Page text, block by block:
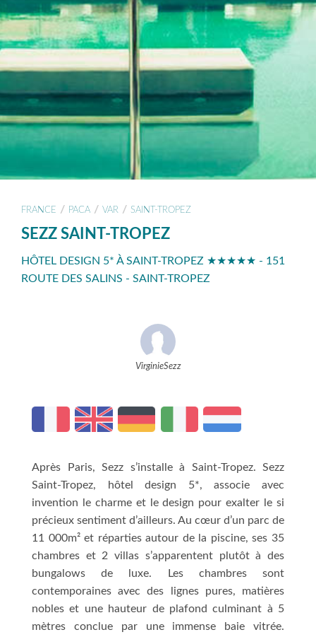
FRANCE / PACA / VAR / SAINT-TROPEZ
SEZZ SAINT-TROPEZ
HÔTEL DESIGN 5* À SAINT-TROPEZ ★★★★★ - 151
ROUTE DES SALINS - SAINT-TROPEZ
VirginieSezz
Après Paris, Sezz s’installe à Saint-Tropez. Sezz
Saint-Tropez, hôtel design 5*, associe avec
invention le charme et le design pour exalter le si
précieux sentiment d’ailleurs. Au cœur d’un parc de
11 000m² et réparties autour de la piscine, ses 35
chambres et 2 villas s’apparentent plutôt à des
bungalows de luxe. Les chambres sont
contemporaines avec des lignes pures, matières
nobles et une hauteur de plafond culminant à 5
mètres conclue par une immense baie vitrée.